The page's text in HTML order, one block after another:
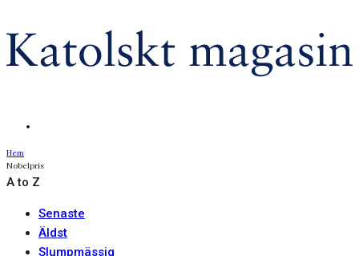
Hem
Nobelpris
A to Z
Senaste
Äldst
Slumpmässig